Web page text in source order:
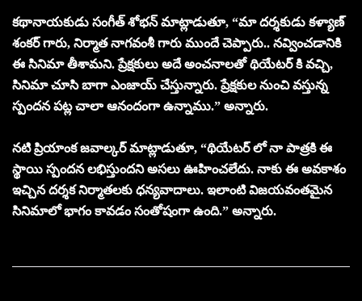
కథానాయకుడు సంగీత్ శోభన్ మాట్లాడుతూ, “మా దర్శకుడు కళ్యాణ్
శంకర్ గారు, నిర్మాత నాగవంశీ గారు ముందే చెప్పారు.. నవ్వించడానికి
ఈ సినిమా తీశామని. ప్రేక్షకులు అదే అంచనాలతో థియేటర్ కి వచ్చి,
సినిమా చూసి బాగా ఎంజాయ్ చేస్తున్నారు. ప్రేక్షకుల నుంచి వస్తున్న
స్పందన పట్ల చాలా ఆనందంగా ఉన్నాము.” అన్నారు.
నటి ప్రియాంక జ‌వాల్క‌ర్ మాట్లాడుతూ, “థియేటర్ లో నా పాత్రకి ఈ
స్థాయి స్పందన లభిస్తుందని అసలు ఊహించలేదు. నాకు ఈ అవకాశం
ఇచ్చిన దర్శక నిర్మాతలకు ధన్యవాదాలు. ఇలాంటి విజయవంతమైన
సినిమాలో భాగం కావడం సంతోషంగా ఉంది.” అన్నారు.